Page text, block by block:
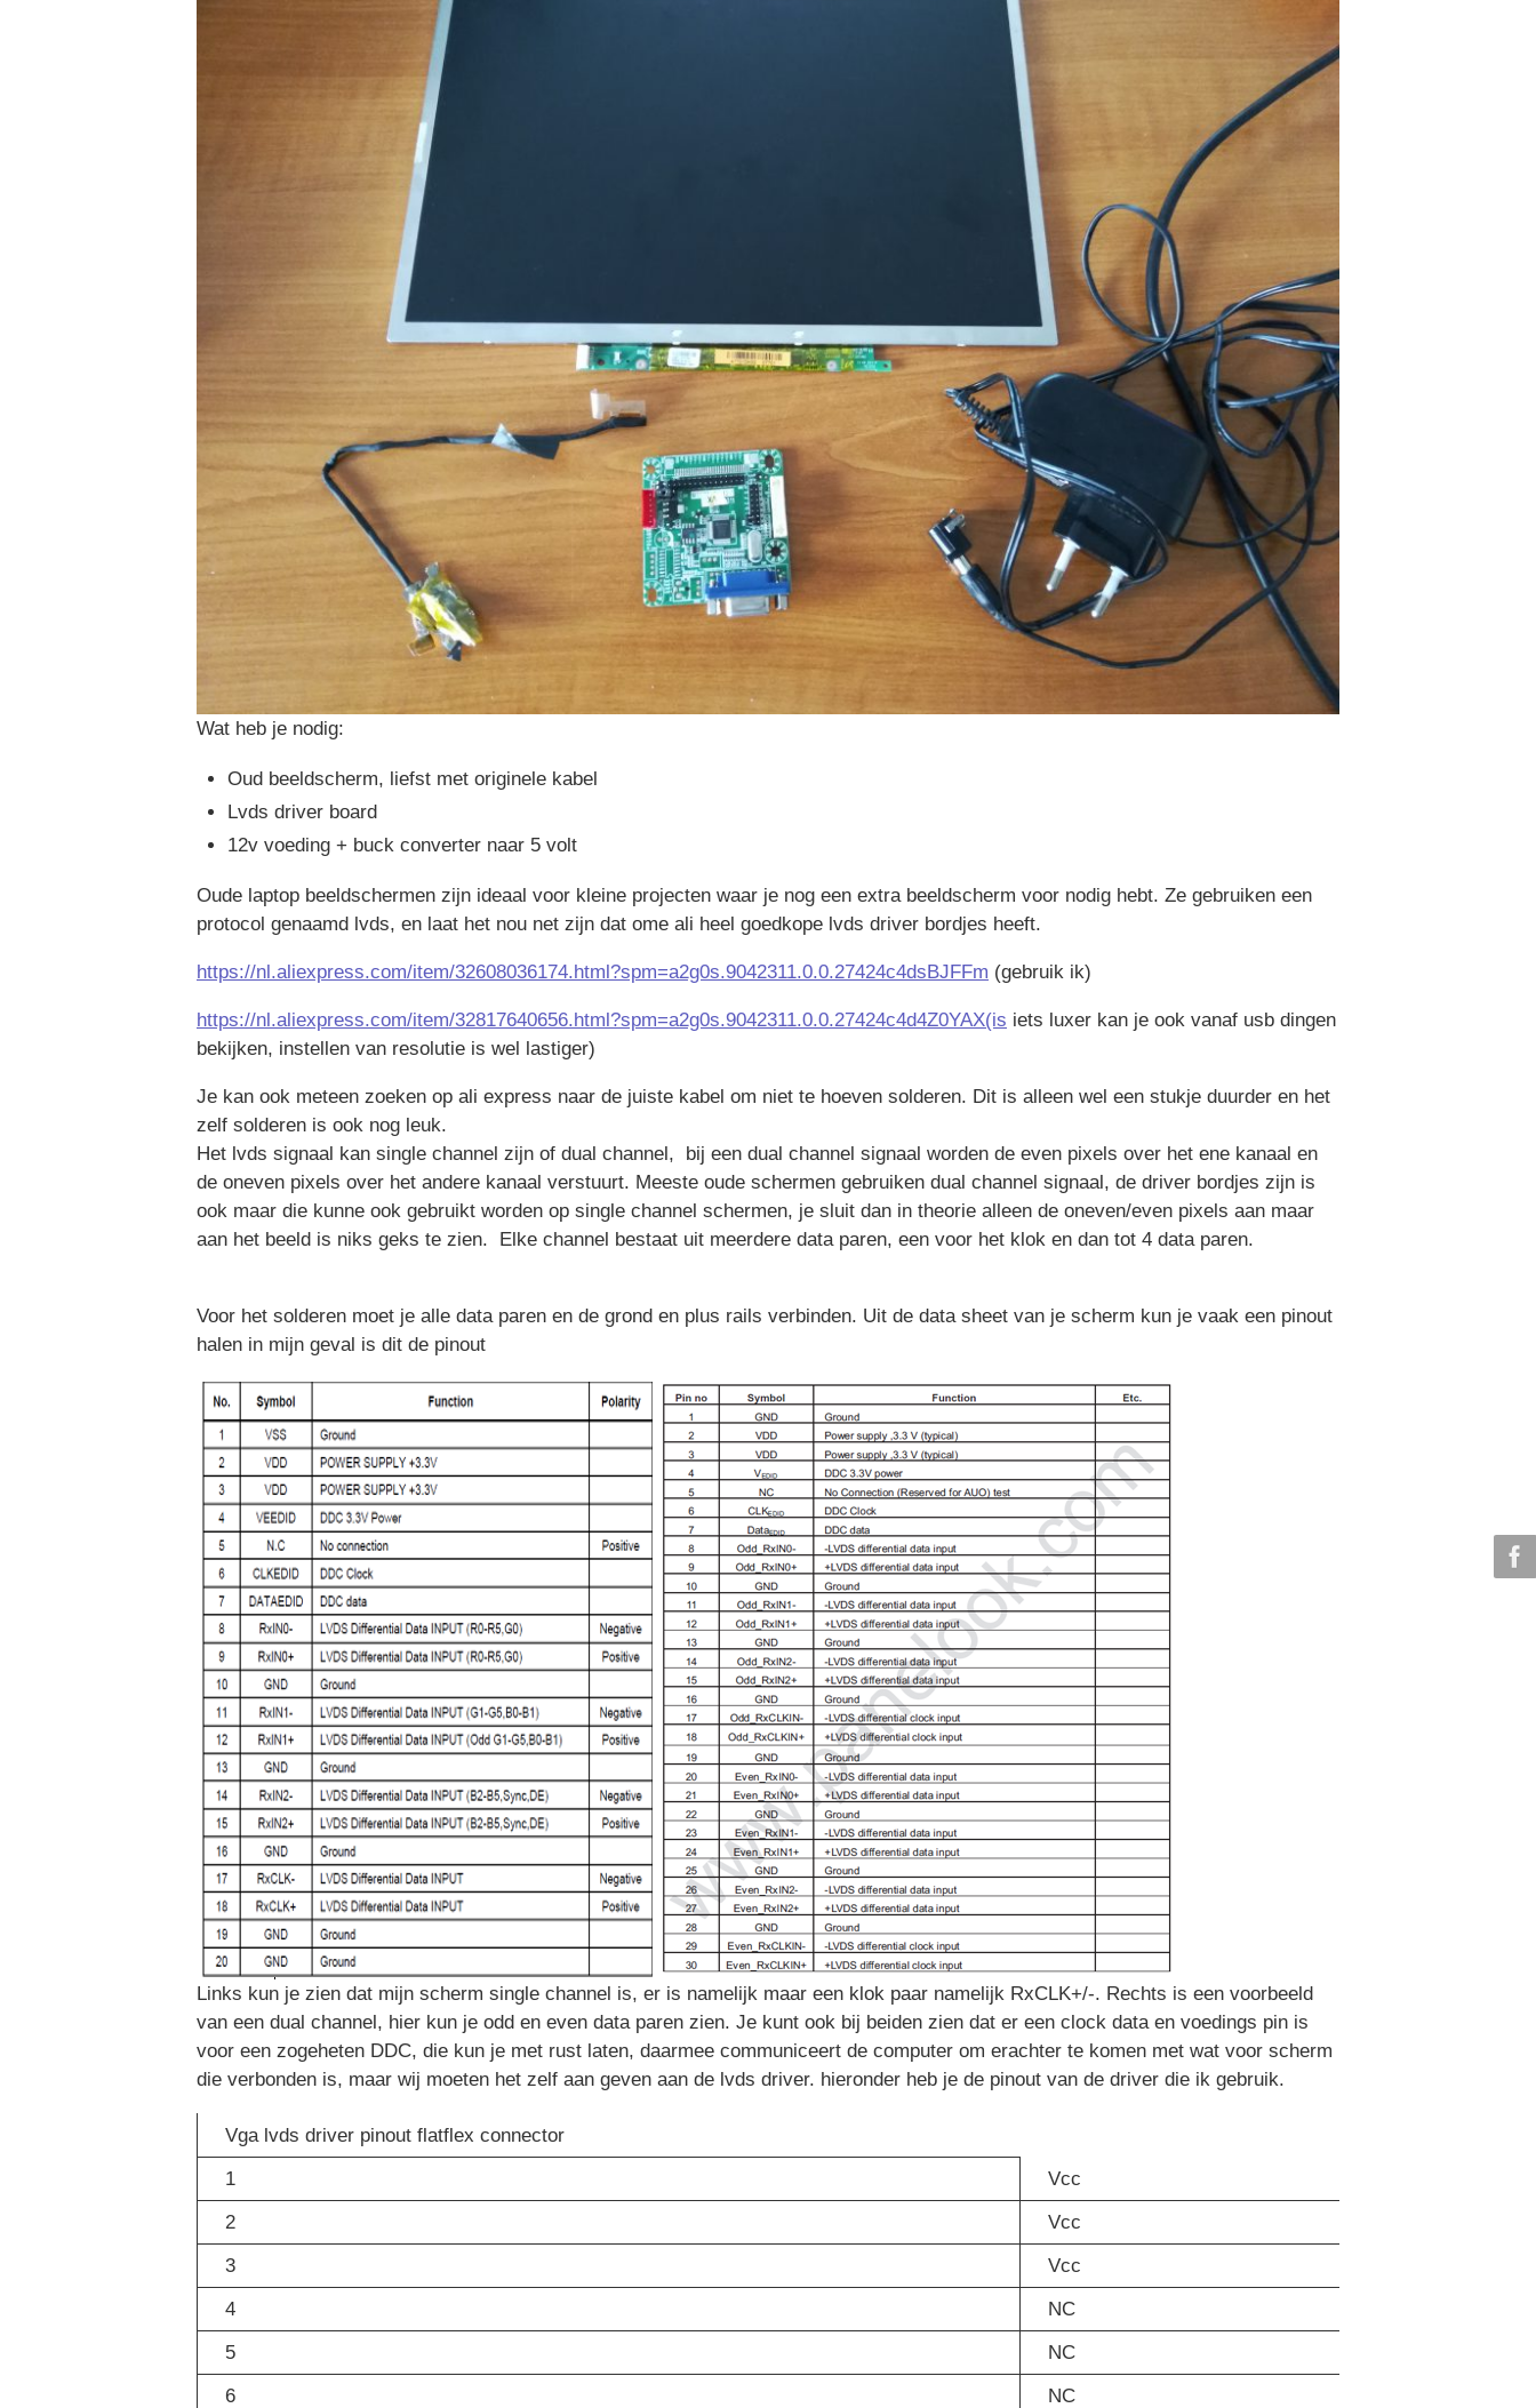
Wat heb je nodig:
Oud beeldscherm, liefst met originele kabel
Lvds driver board
12v voeding + buck converter naar 5 volt
Oude laptop beeldschermen zijn ideaal voor kleine projecten waar je nog een extra beeldscherm voor nodig hebt. Ze gebruiken een
protocol genaamd lvds, en laat het nou net zijn dat ome ali heel goedkope lvds driver bordjes heeft.
https://nl.aliexpress.com/item/32608036174.html?spm=a2g0s.9042311.0.0.27424c4dsBJFFm (gebruik ik)
https://nl.aliexpress.com/item/32817640656.html?spm=a2g0s.9042311.0.0.27424c4d4Z0YAX(is iets luxer kan je ook vanaf usb dingen
bekijken, instellen van resolutie is wel lastiger)
Je kan ook meteen zoeken op ali express naar de juiste kabel om niet te hoeven solderen. Dit is alleen wel een stukje duurder en het
zelf solderen is ook nog leuk.
Het lvds signaal kan single channel zijn of dual channel, bij een dual channel signaal worden de even pixels over het ene kanaal en
de oneven pixels over het andere kanaal verstuurt. Meeste oude schermen gebruiken dual channel signaal, de driver bordjes zijn is
ook maar die kunne ook gebruikt worden op single channel schermen, je sluit dan in theorie alleen de oneven/even pixels aan maar
aan het beeld is niks geks te zien. Elke channel bestaat uit meerdere data paren, een voor het klok en dan tot 4 data paren.
Voor het solderen moet je alle data paren en de grond en plus rails verbinden. Uit de data sheet van je scherm kun je vaak een pinout
halen in mijn geval is dit de pinout
Links kun je zien dat mijn scherm single channel is, er is namelijk maar een klok paar namelijk RxCLK+/-. Rechts is een voorbeeld
van een dual channel, hier kun je odd en even data paren zien. Je kunt ook bij beiden zien dat er een clock data en voedings pin is
voor een zogeheten DDC, die kun je met rust laten, daarmee communiceert de computer om erachter te komen met wat voor scherm
die verbonden is, maar wij moeten het zelf aan geven aan de lvds driver. hieronder heb je de pinout van de driver die ik gebruik.
Vga lvds driver pinout flatflex connector
1
Vcc
2
Vcc
3
Vcc
4
NC
5
NC
6
NC